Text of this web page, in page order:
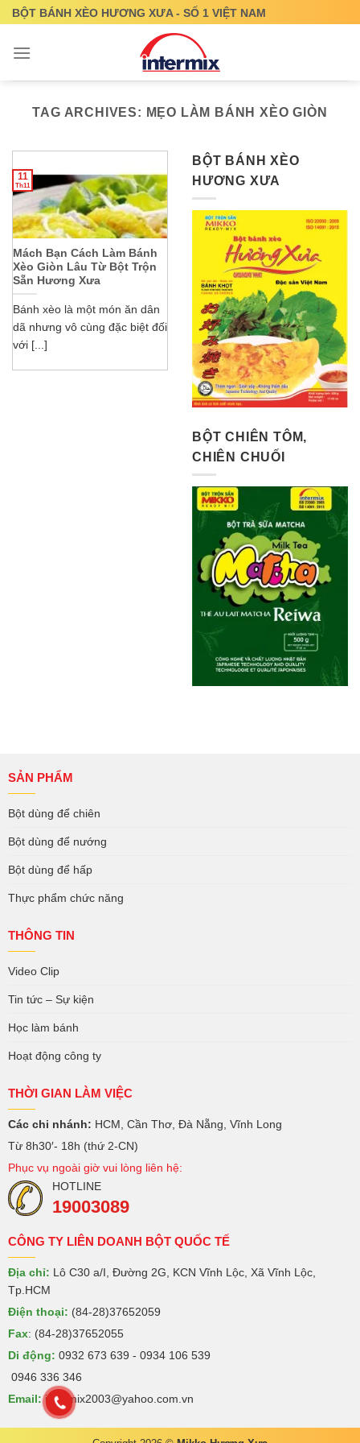
Skip
content
BỘT BÁNH XÈO HƯƠNG XƯA - SỐ 1 VIỆT NAM
TAG ARCHIVES: MẸO LÀM BÁNH XÈO GIÒN
Mách Bạn Cách Làm Bánh
Xèo Giòn Lâu Từ Bột Trộn
Sẵn Hương Xưa
Bánh xèo là một món ăn dân
dã nhưng vô cùng đặc biệt đối
với [...]
11
Th11
BỘT BÁNH XÈO
HƯƠNG XƯA
BỘT CHIÊN TÔM,
CHIÊN CHUỐI
SẢN PHẨM
Bột dùng để chiên
Bột dùng để nướng
Bột dùng để hấp
Thực phẩm chức năng
THÔNG TIN
Video Clip
Tin tức – Sự kiện
Học làm bánh
Hoạt động công ty
THỜI GIAN LÀM VIỆC
Các chi nhánh: HCM, Cần Thơ, Đà Nẵng, Vĩnh Long
Từ 8h30′- 18h (thứ 2-CN)
Phục vụ ngoài giờ vui lòng liên hệ:
HOTLINE
19003089
CÔNG TY LIÊN DOANH BỘT QUỐC TẾ
Địa chỉ: Lô C30 a/I, Đường 2G, KCN Vĩnh Lộc, Xã Vĩnh Lộc,
Tp.HCM
Điện thoại: (84-28)37652059
Fax: (84-28)37652055
Di động: 0932 673 639 - 0934 106 539
0946 336 346
Email:intermix2003@yahoo.com.vn